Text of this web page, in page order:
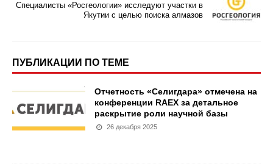
Специалисты «Росгеологии» исследуют участки в
Якутии с целью поиска алмазов
ПУБЛИКАЦИИ ПО ТЕМЕ
Отчетность «Селигдара» отмечена на
конференции RAEX за детальное
раскрытие роли научной базы
26 декабря 2025